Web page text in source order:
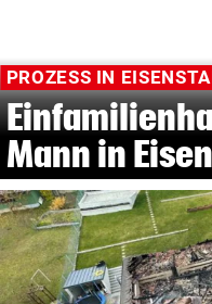
PROZESS IN
Mann in